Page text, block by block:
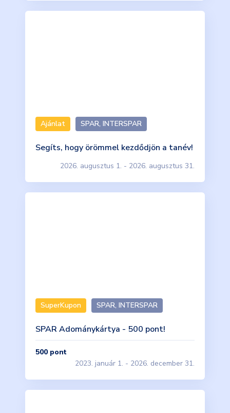
Ajánlat SPAR, INTERSPAR
Segíts, hogy örömmel kezdődjön a tanév!
2026. augusztus 1. - 2026. augusztus 31.
SuperKupon SPAR, INTERSPAR
SPAR Adománykártya - 500 pont!
500 pont
2023. január 1. - 2026. december 31.